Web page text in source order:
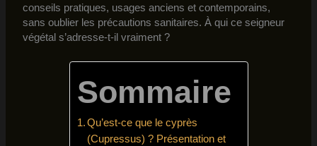
conseils pratiques, usages anciens et contemporains,
sans oublier les précautions sanitaires. À qui ce seigneur
végétal s’adresse-t-il vraiment ?
Sommaire
Qu’est-ce que le cyprès
(Cupressus) ? Présentation et